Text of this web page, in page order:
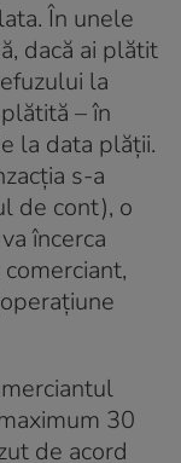
În unele
dacă ai plătit
la
– în
la data plăţii.
s-a
de cont), o
încerca
30
de acord